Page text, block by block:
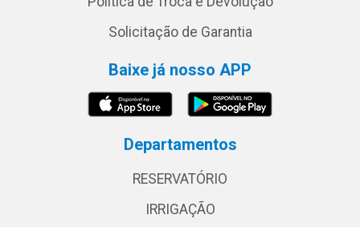
Solicitação de Garantia
Baixe já nosso APP
Departamentos
RESERVATÓRIO
IRRIGAÇÃO